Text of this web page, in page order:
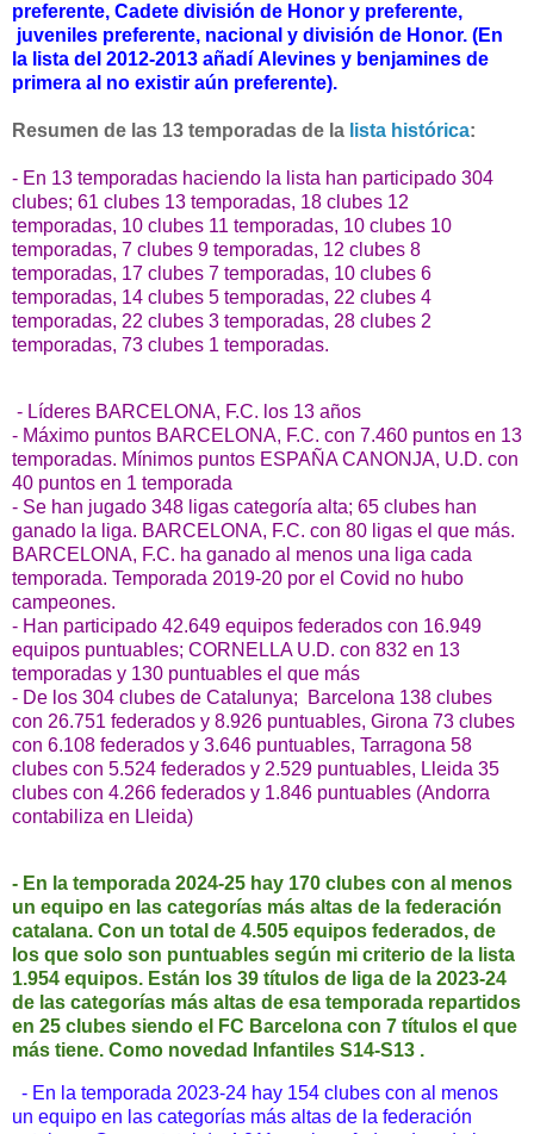
preferente, Cadete división de Honor y preferente,
juveniles preferente, nacional y división de Honor. (En
la lista del 2012-2013 añadí Alevines y benjamines de
primera al no existir aún preferente).
Resumen de las 13 temporadas de la lista histórica:
- En 13 temporadas haciendo la lista han participado 304
clubes; 61 clubes 13 temporadas, 18 clubes 12
temporadas, 10 clubes 11 temporadas, 10 clubes 10
temporadas, 7 clubes 9 temporadas, 12 clubes 8
temporadas, 17 clubes 7 temporadas, 10 clubes 6
temporadas, 14 clubes 5 temporadas, 22 clubes 4
temporadas, 22 clubes 3 temporadas, 28 clubes 2
temporadas, 73 clubes 1 temporadas.
- Líderes BARCELONA, F.C. los 13 años
- Máximo puntos BARCELONA, F.C. con 7.460 puntos en 13
temporadas. Mínimos puntos ESPAÑA CANONJA, U.D. con
40 puntos en 1 temporada
- Se han jugado 348 ligas categoría alta; 65 clubes han
ganado la liga. BARCELONA, F.C. con 80 ligas el que más.
BARCELONA, F.C. ha ganado al menos una liga cada
temporada. Temporada 2019-20 por el Covid no hubo
campeones.
- Han participado 42.649 equipos federados con 16.949
equipos puntuables; CORNELLA U.D. con 832 en 13
temporadas y 130 puntuables el que más
- De los 304 clubes de Catalunya; Barcelona 138 clubes
con 26.751 federados y 8.926 puntuables, Girona 73 clubes
con 6.108 federados y 3.646 puntuables, Tarragona 58
clubes con 5.524 federados y 2.529 puntuables, Lleida 35
clubes con 4.266 federados y 1.846 puntuables (Andorra
contabiliza en Lleida)
- En la temporada 2024-25 hay 170 clubes con al menos
un equipo en las categorías más altas de la federación
catalana. Con un total de 4.505 equipos federados, de
los que solo son puntuables según mi criterio de la lista
1.954 equipos. Están los 39 títulos de liga de la 2023-24
de las categorías más altas de esa temporada repartidos
en 25 clubes siendo el FC Barcelona con 7 títulos el que
más tiene. Como novedad Infantiles S14-S13 .
- En la temporada 2023-24 hay 154 clubes con al menos
un equipo en las categorías más altas de la federación